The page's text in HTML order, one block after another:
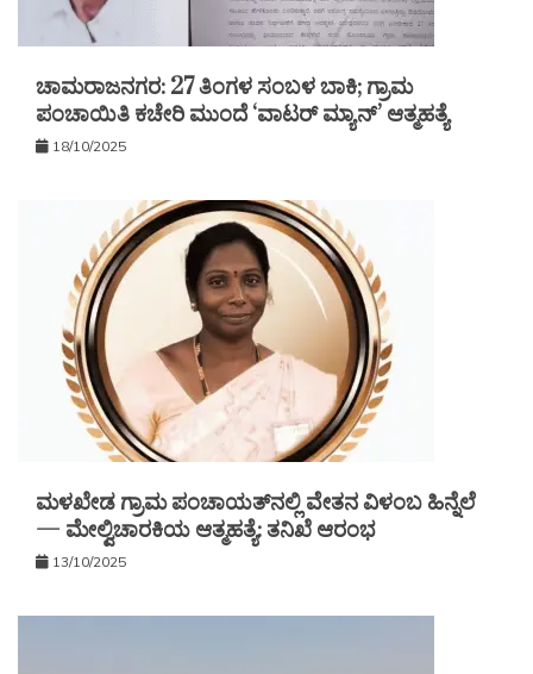
ಚಾಮರಾಜನಗರ: 27 ತಿಂಗಳ ಸಂಬಳ ಬಾಕಿ; ಗ್ರಾಮ
ಪಂಚಾಯಿತಿ ಕಚೇರಿ ಮುಂದೆ ‘ವಾಟರ್ ಮ್ಯಾನ್’ ಆತ್ಮಹತ್ಯೆ
18/10/2025
ಮಳಖೇಡ ಗ್ರಾಮ ಪಂಚಾಯತ್‌ನಲ್ಲಿ ವೇತನ ವಿಳಂಬ ಹಿನ್ನೆಲೆ
— ಮೇಲ್ವಿಚಾರಕಿಯ ಆತ್ಮಹತ್ಯೆ: ತನಿಖೆ ಆರಂಭ
13/10/2025